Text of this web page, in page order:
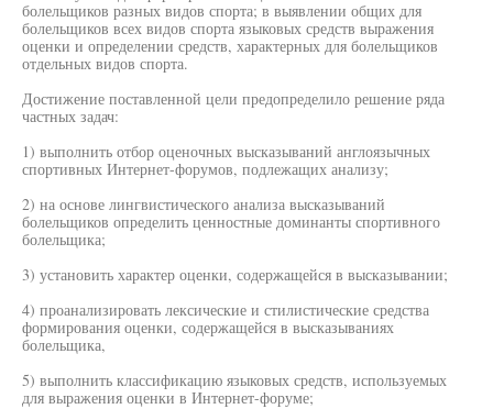
болельщиков разных видов спорта; в выявлении общих для
болельщиков всех видов спорта языковых средств выражения
оценки и определении средств, характерных для болельщиков
отдельных видов спорта.
Достижение поставленной цели предопределило решение ряда
частных задач:
1) выполнить отбор оценочных высказываний англоязычных
спортивных Интернет-форумов, подлежащих анализу;
2) на основе лингвистического анализа высказываний
болельщиков определить ценностные доминанты спортивного
болельщика;
3) установить характер оценки, содержащейся в высказывании;
4) проанализировать лексические и стилистические средства
формирования оценки, содержащейся в высказываниях
болельщика,
5) выполнить классификацию языковых средств, используемых
для выражения оценки в Интернет-форуме;